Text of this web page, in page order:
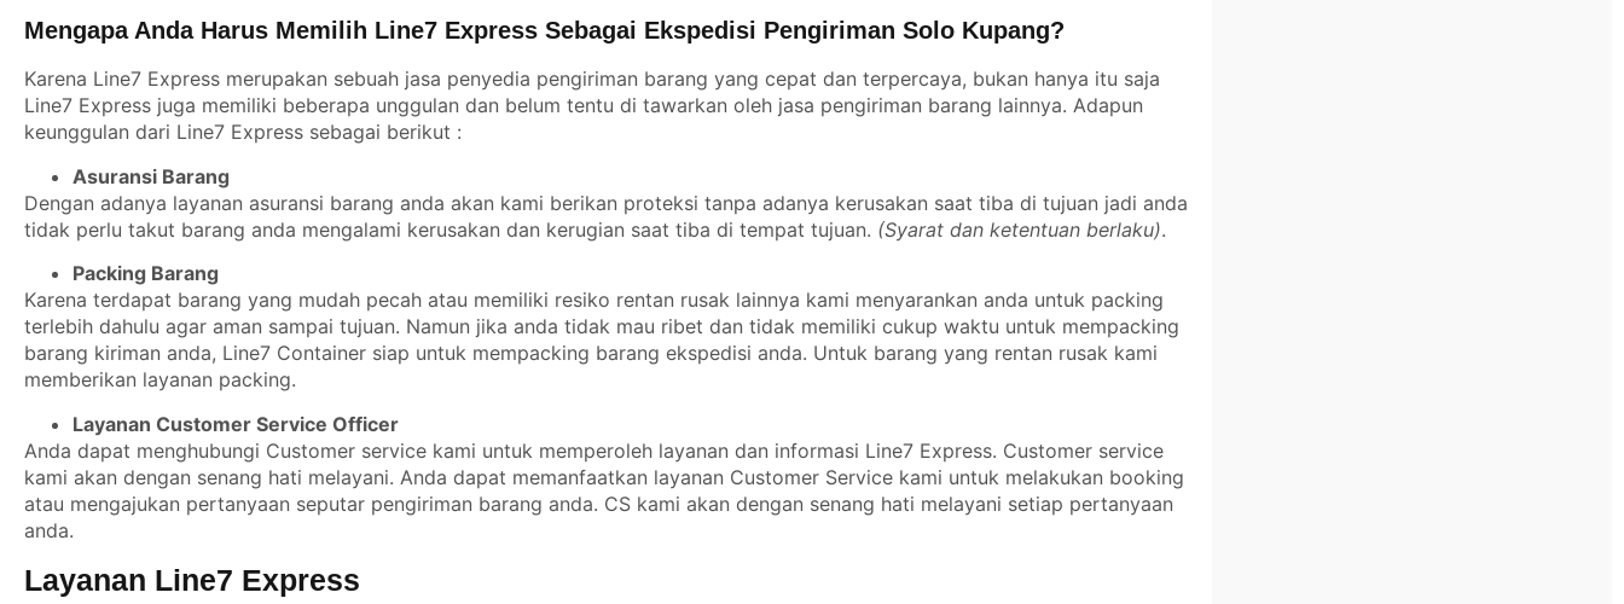
Mengapa Anda Harus Memilih Line7 Express Sebagai Ekspedisi Pengiriman Solo Kupang?
Karena Line7 Express merupakan sebuah jasa penyedia pengiriman barang yang cepat dan terpercaya, bukan hanya itu saja
Line7 Express juga memiliki beberapa unggulan dan belum tentu di tawarkan oleh jasa pengiriman barang lainnya. Adapun
keunggulan dari Line7 Express sebagai berikut :
Asuransi Barang
Dengan adanya layanan asuransi barang anda akan kami berikan proteksi tanpa adanya kerusakan saat tiba di tujuan jadi anda
tidak perlu takut barang anda mengalami kerusakan dan kerugian saat tiba di tempat tujuan. (Syarat dan ketentuan berlaku).
Packing Barang
Karena terdapat barang yang mudah pecah atau memiliki resiko rentan rusak lainnya kami menyarankan anda untuk packing
terlebih dahulu agar aman sampai tujuan. Namun jika anda tidak mau ribet dan tidak memiliki cukup waktu untuk mempacking
barang kiriman anda, Line7 Container siap untuk mempacking barang ekspedisi anda. Untuk barang yang rentan rusak kami
memberikan layanan packing.
Layanan Customer Service Officer
Anda dapat menghubungi Customer service kami untuk memperoleh layanan dan informasi Line7 Express. Customer service
kami akan dengan senang hati melayani. Anda dapat memanfaatkan layanan Customer Service kami untuk melakukan booking
atau mengajukan pertanyaan seputar pengiriman barang anda. CS kami akan dengan senang hati melayani setiap pertanyaan
anda.
Layanan Line7 Express